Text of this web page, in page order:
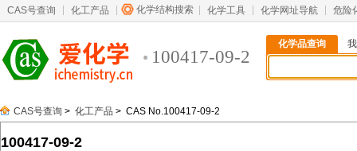
CAS号查询 化工产品 化学结构搜索 化学工具 化学网址导航 危险
100417-09-2
化学品查询
CAS号查询 > 化工产品 > CAS No.100417-09-2
100417-09-2